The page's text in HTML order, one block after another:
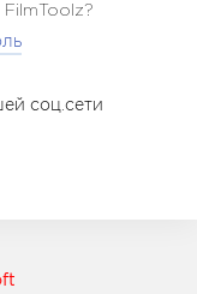
соц.сети